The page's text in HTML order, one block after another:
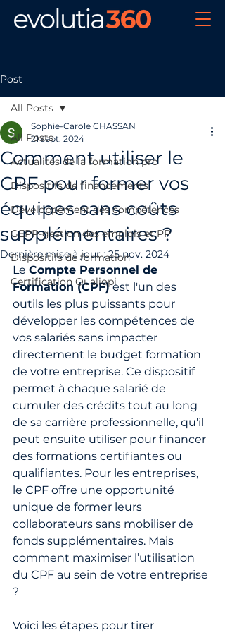
Post
All Posts
Actualités de la formation pro
Dispositifs de financements
Développement des compétences
GEPP-gestion des emplois et PP
Dispositifs de formation
Certification Qualiopi
All Posts
Comment utiliser le
CPF pour former vos
équipes sans coûts
supplémentaires ?
Sophie-Carole CHASSAN
21 sept. 2024
Dernière mise à jour :25 nov. 2024
Le Compte Personnel de
Formation (CPF) est l'un des
outils les plus puissants pour
développer les compétences de
vos salariés sans impacter
directement le budget formation
de votre entreprise. Ce dispositif
permet à chaque salarié de
cumuler des crédits tout au long
de sa carrière professionnelle, qu'il
peut ensuite utiliser pour financer
des formations certifiantes ou
qualifiantes. Pour les entreprises,
le CPF offre une opportunité
unique de former leurs
collaborateurs sans mobiliser de
fonds supplémentaires. Mais
comment maximiser l’utilisation
du CPF au sein de votre entreprise
?
Voici les étapes pour tirer